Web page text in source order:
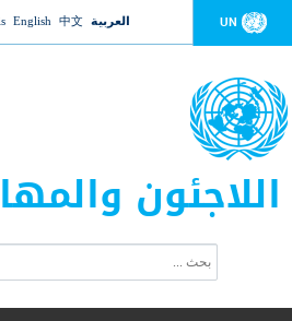
to navigation UN العربية 中文
English
اللاجئون
ت
ب